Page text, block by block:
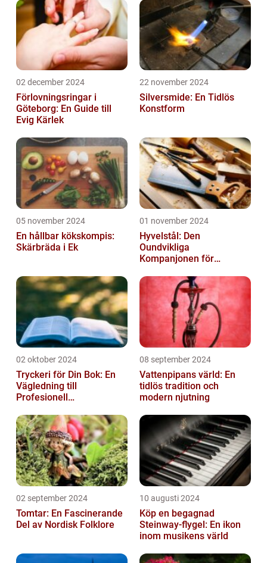
02 december 2024
Förlovningsringar i
Göteborg: En Guide till
Evig Kärlek
22 november 2024
Silversmide: En Tidlös
Konstform
05 november 2024
En hållbar kökskompis:
Skärbräda i Ek
01 november 2024
Hyvelstål: Den
Oundvikliga
Kompanjonen för
02 oktober 2024
Tryckeri för Din Bok: En
Vägledning till
Profesionell
08 september 2024
Vattenpipans värld: En
tidlös tradition och
modern njutning
02 september 2024
Tomtar: En Fascinerande
Del av Nordisk Folklore
10 augusti 2024
Köp en begagnad
Steinway-flygel: En ikon
inom musikens värld